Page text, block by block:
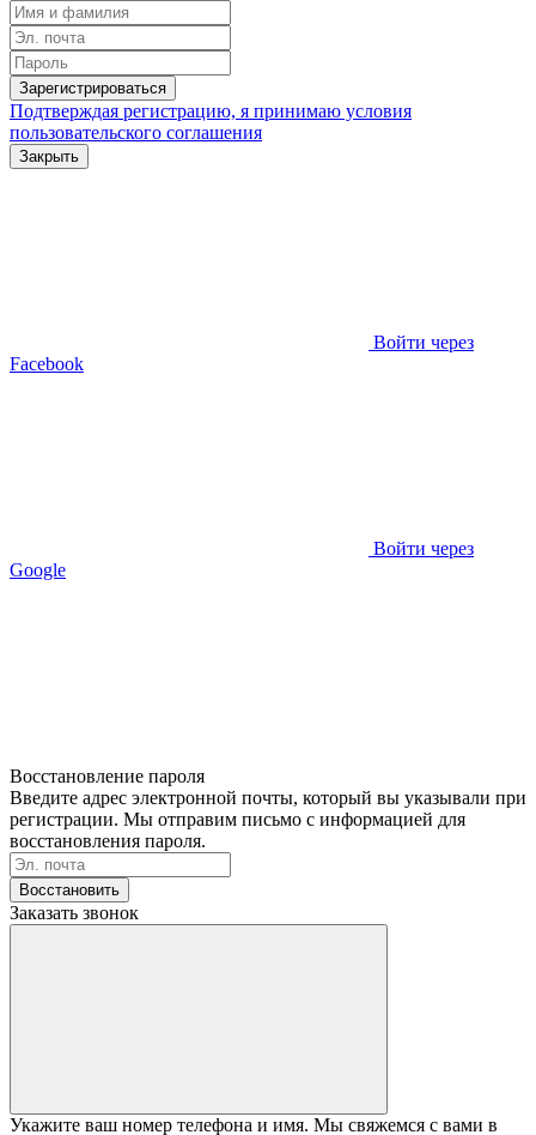
Зарегистрироваться
Подтверждая регистрацию, я принимаю условия
пользовательского соглашения
Закрыть
Войти через
Facebook
Войти через
Google
Восстановление пароля
Введите адрес электронной почты, который вы указывали при
регистрации. Мы отправим письмо с информацией для
восстановления пароля.
Восстановить
Заказать звонок
Укажите ваш номер телефона и имя. Мы свяжемся с вами в